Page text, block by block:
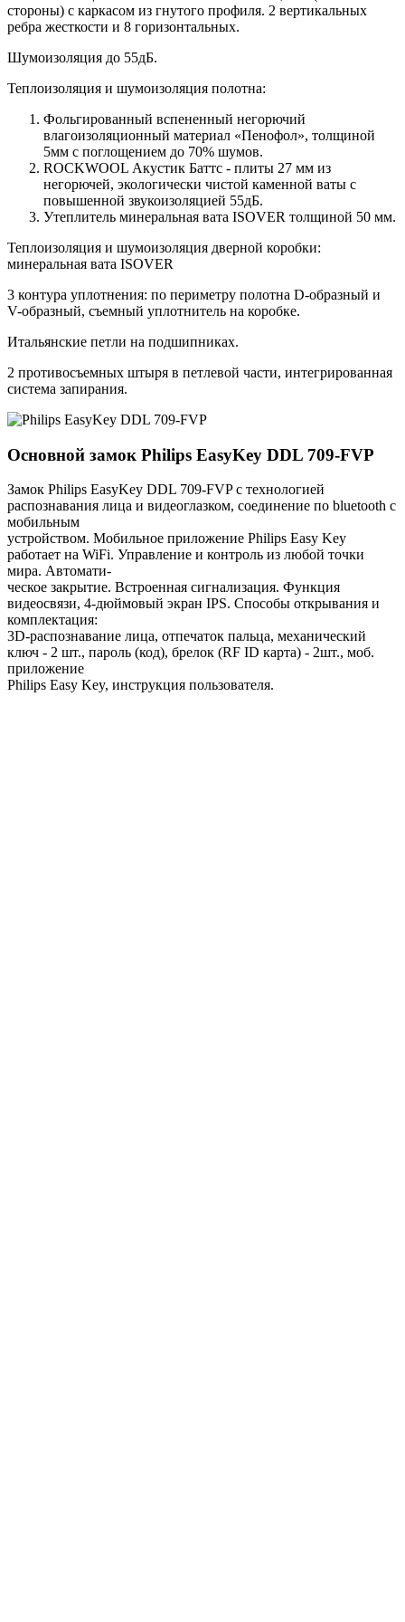
стороны) c каркасом из гнутого профиля. 2 вертикальных
ребра жесткости и 8 горизонтальных.
Шумоизоляция до 55дБ.
Теплоизоляция и шумоизоляция полотна:
Фольгированный вспененный негорючий
влагоизоляционный материал «Пенофол», толщиной
5мм с поглощением до 70% шумов.
ROCKWOOL Акустик Баттс - плиты 27 мм из
негорючей, экологически чистой каменной ваты с
повышенной звукоизоляцией 55дБ.
Утеплитель минеральная вата ISOVER толщиной 50 мм.
Теплоизоляция и шумоизоляция дверной коробки:
минеральная вата ISOVER
3 контура уплотнения: по периметру полотна D-образный и
V-образный, съемный уплотнитель на коробке.
Итальянские петли на подшипниках.
2 противосъемных штыря в петлевой части, интегрированная
система запирания.
Основной замок Philips EasyKey DDL 709-FVP
Замок Philips EasyKey DDL 709-FVP с технологией
распознавания лица и видеоглазком, соединение по bluetooth с
мобильным
устройством. Мобильное приложение Philips Easy Key
работает на WiFi. Управление и контроль из любой точки
мира. Автомати-
ческое закрытие. Встроенная сигнализация. Функция
видеосвязи, 4-дюймовый экран IPS. Способы открывания и
комплектация:
3D-распознавание лица, отпечаток пальца, механический
ключ - 2 шт., пароль (код), брелок (RF ID карта) - 2шт., моб.
приложение
Philips Easy Key, инструкция пользователя.